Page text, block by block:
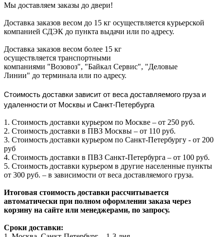
Мы доставляем заказы до двери!
Доставка заказов весом до 15 кг осуществляется курьерской
компанией СДЭК до пункта выдачи или по адресу.
Доставка заказов весом более 15 кг
осуществляется транспортными
компаниями "Возовоз", "Байкал Сервис", "Деловые
Линии" до терминала или по адресу.
Стоимость доставки зависит от веса доставляемого груза и
удаленности от Москвы и Санкт-Петербурга
1. Стоимость доставки курьером по Москве – от 250 руб.
2. Стоимость доставки в ПВЗ Москвы – от 110 руб.
3. Стоимость доставки курьером по Санкт-Петербургу - от 200
руб
4. Стоимость доставки в ПВЗ Санкт-Петербурга – от 100 руб.
5. Стоимость доставки курьером в другие населенные пункты
от 300 руб. – в зависимости от веса доставляемого груза.
Итоговая стоимость доставки рассчитывается
автоматически при полном оформлении заказа через
корзину на сайте или менеджерами, по запросу.
Сроки доставки: